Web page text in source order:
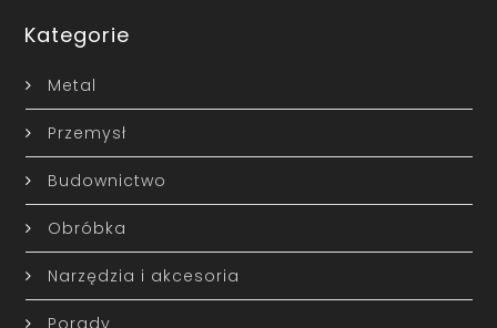
Kategorie
Metal
Przemysł
Budownictwo
Obróbka
Narzędzia i akcesoria
Porady